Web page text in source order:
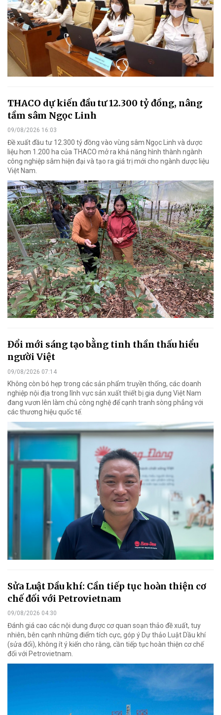
THACO dự kiến đầu tư 12.300 tỷ đồng, nâng
tầm sâm Ngọc Linh
09/08/2026 16:03
Đề xuất đầu tư 12.300 tỷ đồng vào vùng sâm Ngọc Linh và dược
liệu hơn 1.200 ha của THACO mở ra khả năng hình thành ngành
công nghiệp sâm hiện đại và tạo ra giá trị mới cho ngành dược liệu
Việt Nam.
Đổi mới sáng tạo bằng tinh thần thấu hiểu
người Việt
09/08/2026 07:14
Không còn bó hẹp trong các sản phẩm truyền thống, các doanh
nghiệp nội địa trong lĩnh vực sản xuất thiết bị gia dụng Việt Nam
đang vươn lên làm chủ công nghệ để cạnh tranh sòng phẳng với
các thương hiệu quốc tế.
Sửa Luật Dầu khí: Cần tiếp tục hoàn thiện cơ
chế đối với Petrovietnam
09/08/2026 04:30
Đánh giá cao các nội dung được cơ quan soạn thảo đề xuất, tuy
nhiên, bên cạnh những điểm tích cực, góp ý Dự thảo Luật Dầu khí
(sửa đổi), không ít ý kiến cho rằng, cần tiếp tục hoàn thiện cơ chế
đối với Petrovietnam.